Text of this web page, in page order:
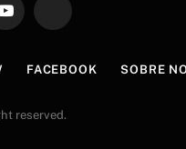
YouTube TikTok
FACEBOOK SOBRE
reserved.